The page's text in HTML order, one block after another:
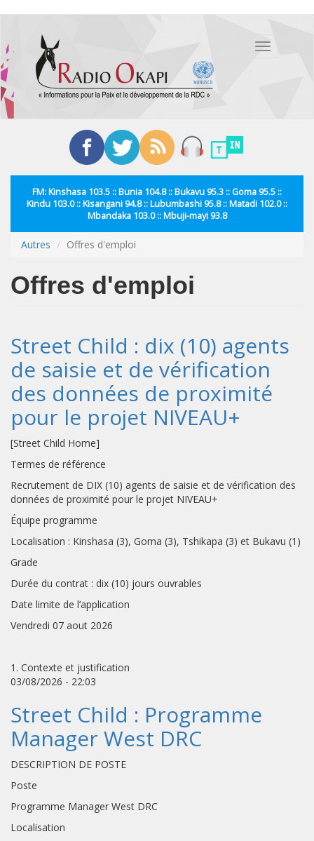
contenu
principal
Toggle
FM: Kinshasa 103.5 :: Bunia 104.8 :: Bukavu 95.3 :: Goma 95.5 ::
Kindu 103.0 :: Kisangani 94.8 :: Lubumbashi 95.8 :: Matadi 102.0 ::
Mbandaka 103.0 :: Mbuji-mayi 93.8
Autres Offres d'emploi
Offres d'emploi
Street Child : dix (10) agents
de saisie et de vérification
des données de proximité
pour le projet NIVEAU+
[Street Child Home]
Termes de référence
Recrutement de DIX (10) agents de saisie et de vérification des
données de proximité pour le projet NIVEAU+
Équipe programme
Localisation : Kinshasa (3), Goma (3), Tshikapa (3) et Bukavu (1)
Grade
Durée du contrat : dix (10) jours ouvrables
Date limite de l’application
Vendredi 07 aout 2026
1. Contexte et justification
03/08/2026 - 22:03
Street Child : Programme
Manager West DRC
DESCRIPTION DE POSTE
Poste
Programme Manager West DRC
Localisation